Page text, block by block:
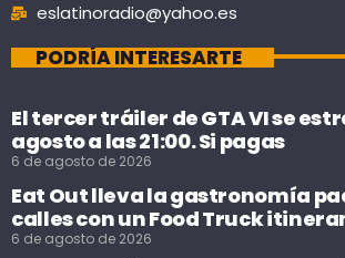
eslatinoradio@yahoo.es
PODRÍA INTERESARTE
El tercer tráiler de GTA VI se
agosto a las 21:00. Si pagas
6 de agosto de 2026
Eat Out lleva la gastronomía
calles con un Food Truck
6 de agosto de 2026